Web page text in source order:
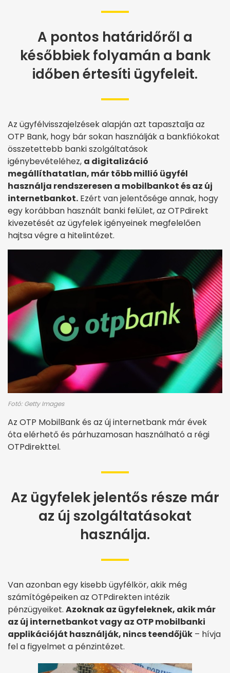
A pontos határidőről a
későbbiek folyamán a bank
időben értesíti ügyfeleit.
Az ügyfélvisszajelzések alapján azt tapasztalja az
OTP Bank, hogy bár sokan használják a bankfiókokat
összetettebb banki szolgáltatások
igénybevételéhez, a digitalizáció
megállíthatatlan, már több millió ügyfél
használja rendszeresen a mobilbankot és az új
internetbankot. Ezért van jelentősége annak, hogy
egy korábban használt banki felület, az OTPdirekt
kivezetését az ügyfelek igényeinek megfelelően
hajtsa végre a hitelintézet.
Fotó: Getty Images
Az OTP MobilBank és az új internetbank már évek
óta elérhető és párhuzamosan használható a régi
OTPdirekttel.
Az ügyfelek jelentős része már
az új szolgáltatásokat
használja.
Van azonban egy kisebb ügyfélkör, akik még
számítógépeiken az OTPdirekten intézik
pénzügyeiket. Azoknak az ügyfeleknek, akik már
az új internetbankot vagy az OTP mobilbanki
applikációját használják, nincs teendőjük – hívja
fel a figyelmet a pénzintézet.